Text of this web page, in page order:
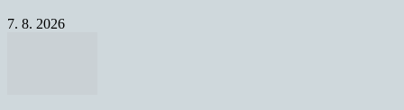
7. 8. 2026